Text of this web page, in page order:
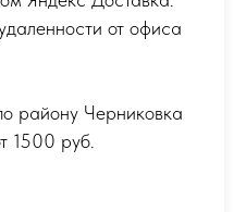
от офиса
району Черниковка
1500 руб.